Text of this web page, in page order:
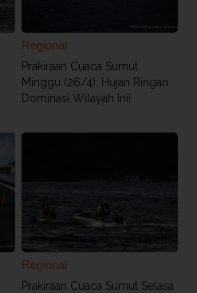
Regional
Prakiraan Cuaca Sumut
Minggu (26/4): Hujan Ringan
Dominasi Wilayah Ini!
Regional
Prakiraan Cuaca Sumut Selasa